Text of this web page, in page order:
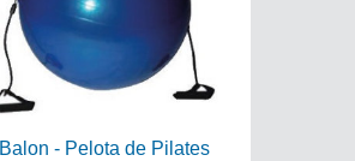
Balon - Pelota de Pilates